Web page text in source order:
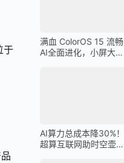
于
满血 ColorOS 15 流畅
AI全面进化，小屏大魔
AI算力总成本降30%！
超算互联网助时空壶高